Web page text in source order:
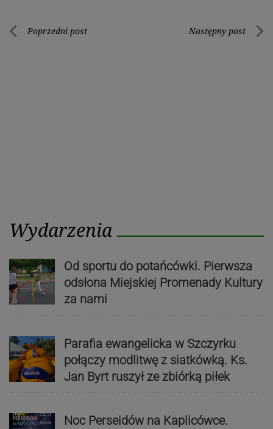
Nawigacja
Poprzedni post Następny post
Wydarzenia
Od sportu do potańcówki. Pierwsza
odsłona Miejskiej Promenady Kultury
za nami
Parafia ewangelicka w Szczyrku
połączy modlitwę z siatkówką. Ks.
Jan Byrt ruszył ze zbiórką piłek
Noc Perseidów na Kaplicówce.